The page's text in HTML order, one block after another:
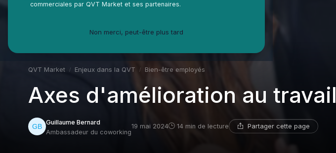
QVT Market Enjeux dans la QVT Bien-être employés
Axes d'amélioration au travail
Guillaume Bernard
Ambassadeur du coworking
19 mai 2024 14 min de lecture Partager cette page
commerciales par QVT Market et ses partenaires.
Non merci, peut-être plus tard